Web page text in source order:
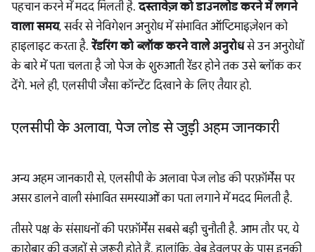
पहचान करने में मदद मिलती है.दस्तावेज़ को डाउनलोड करने में लगने
वाला समय, सर्वर से नेविगेशन अनुरोध में संभावित ऑप्टिमाइज़ेशन को
हाइलाइट करता है. रेंडरिंग को ब्लॉक करने वाले अनुरोधसे उन अनुरोधों
के बारे में पता चलता है जो पेज के शुरुआती रेंडर होने तक उसे ब्लॉक कर
देंगे. भले ही, एलसीपी जैसा कॉन्टेंट दिखाने के लिए तैयार हो.
एलसीपी के अलावा, पेज लोड से जुड़ी अहम जानकारी
अन्य अहम जानकारी से, एलसीपी के अलावा पेज लोड की परफ़ॉर्मेंस पर
असर डालने वाली संभावित समस्याओं का पता लगाने में मदद मिलती है.
तीसरे पक्ष के संसाधनों की परफ़ॉर्मेंस सबसे बड़ी चुनौती है. आम तौर पर, ये